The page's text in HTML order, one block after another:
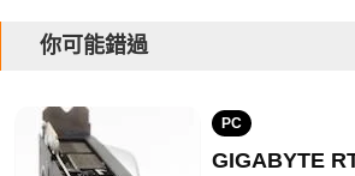
你可能錯過
PC
GIGABYTE